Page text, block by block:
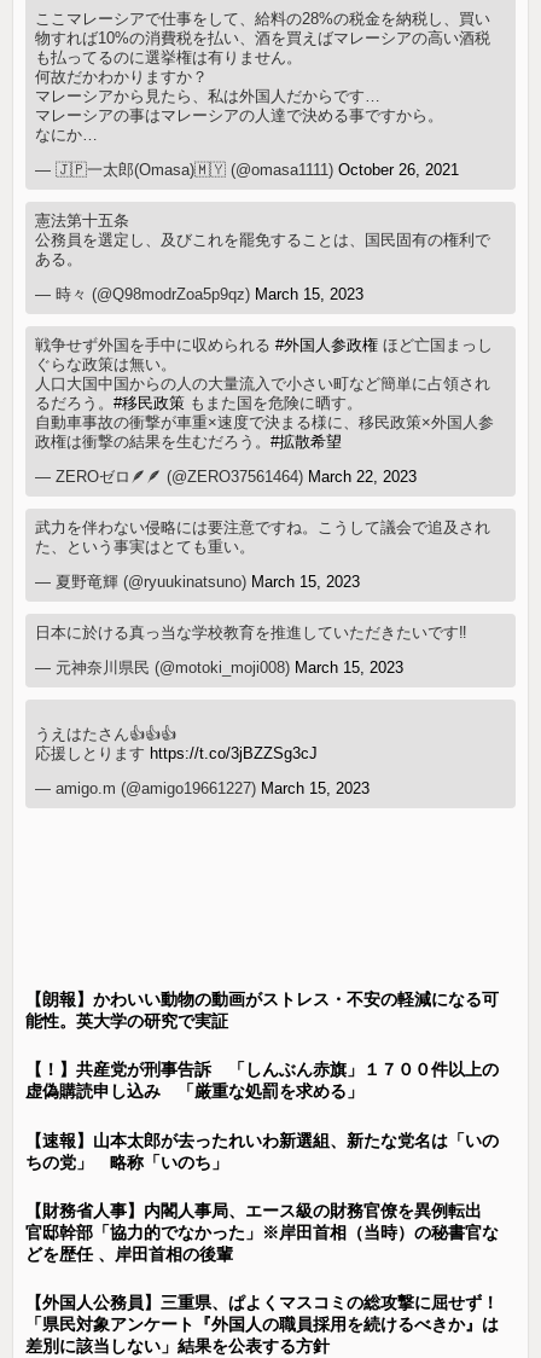
ここマレーシアで仕事をして、給料の28%の税金を納税し、買い
物すれば10%の消費税を払い、酒を買えばマレーシアの高い酒税
も払ってるのに選挙権は有りません。
何故だかわかりますか？
マレーシアから見たら、私は外国人だからです…
マレーシアの事はマレーシアの人達で決める事ですから。
なにか…
— 🇯🇵一太郎(Omasa)🇲🇾 (@omasa1111)October 26, 2021
憲法第十五条
公務員を選定し、及びこれを罷免することは、国民固有の権利で
ある。
— 時々 (@Q98modrZoa5p9qz) March 15, 2023
戦争せず外国を手中に収められる#外国人参政権 ほど亡国まっし
ぐらな政策は無い。
人口大国中国からの人の大量流入で小さい町など簡単に占領され
るだろう。#移民政策 もまた国を危険に晒す。
自動車事故の衝撃が車重×速度で決まる様に、移民政策×外国人参
政権は衝撃の結果を生むだろう。#拡散希望
— ZEROゼロ🪶🪶 (@ZERO37561464) March 22, 2023
武力を伴わない侵略には要注意ですね。こうして議会で追及され
た、という事実はとても重い。
— 夏野竜輝 (@ryuukinatsuno) March 15, 2023
日本に於ける真っ当な学校教育を推進していただきたいです‼️
— 元神奈川県民 (@motoki_moji008) March 15, 2023
うえはたさん👍👍👍
応援しとります https://t.co/3jBZZSg3cJ
— amigo.m (@amigo19661227) March 15, 2023
【朗報】かわいい動物の動画がストレス・不安の軽減になる可
能性。英大学の研究で実証
【！】共産党が刑事告訴 「しんぶん赤旗」１７００件以上の
虚偽購読申し込み 「厳重な処罰を求める」
【速報】山本太郎が去ったれいわ新選組、新たな党名は「いの
ちの党」 略称「いのち」
【財務省人事】内閣人事局、エース級の財務官僚を異例転出
官邸幹部「協力的でなかった」※岸田首相（当時）の秘書官な
どを歴任 、岸田首相の後輩
【外国人公務員】三重県、ぱよくマスコミの総攻撃に屈せず！
「県民対象アンケート『外国人の職員採用を続けるべきか』は
差別に該当しない」結果を公表する方針